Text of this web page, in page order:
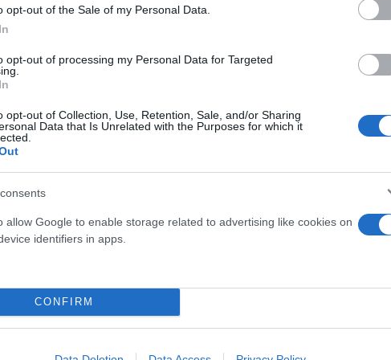
opt-out of the Sale of my Personal Data.
opt-out of processing my Personal Data for Targeted
opt-out of Collection, Use, Retention, Sale, and/or Sharing
Data that Is Unrelated with the Purposes for which it
allow Google to enable storage related to advertising like cookies on
identifiers in apps.
CONFIRM
είναι η αλήθεια, ενώ προς στιγμή απειλήθηκε το θέμα
Αθηναίων και Περιφέρεια Αττικής τις τελευταίες
η κατάσταση.